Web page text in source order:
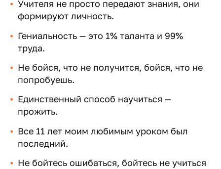
Учителя не просто передают знания, они
формируют личность.
Гениальность — это 1% таланта и 99%
труда.
Не бойся, что не получится, бойся, что не
попробуешь.
Единственный способ научиться —
прожить.
Все 11 лет моим любимым уроком был
последний.
Не бойтесь ошибаться, бойтесь не учиться